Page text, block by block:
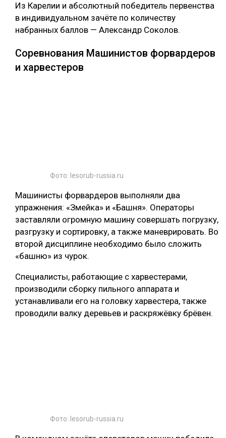
Из Карелии и абсолютный победитель первенства
в индивидуальном зачёте по количеству
набранных баллов — Александр Соколов.
Соревнования Машинистов форвардеров
и харвестеров
Фото: lesorub-russia.ru
Машинисты форвардеров выполняли два
упражнения: «Змейка» и «Башня». Операторы
заставляли огромную машину совершать погрузку,
разгрузку и сортировку, а также маневрировать. Во
второй дисциплине необходимо было сложить
«башню» из чурок.
Специалисты, работающие с харвестерами,
производили сборку пильного аппарата и
устанавливали его на головку харвестера, также
проводили валку деревьев и раскряжёвку брёвен.
Фото: lesorub-russia.ru